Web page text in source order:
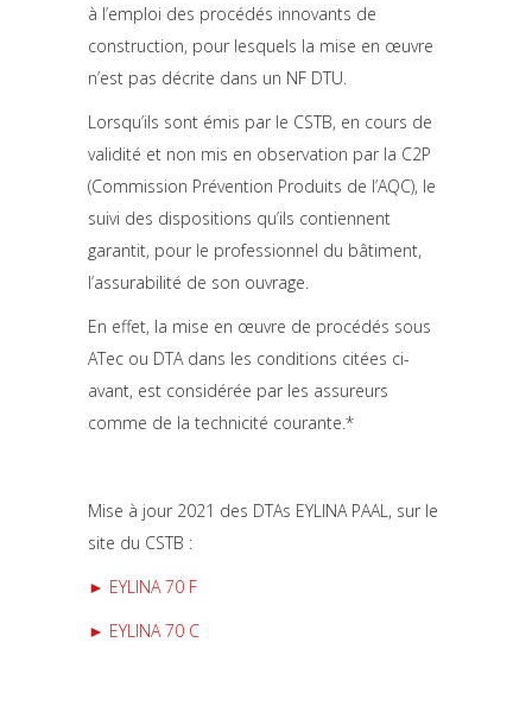
à l’emploi des procédés innovants de
construction, pour lesquels la mise en œuvre
n’est pas décrite dans un NF DTU.
Lorsqu’ils sont émis par le CSTB, en cours de
validité et non mis en observation par la C2P
(Commission Prévention Produits de l’AQC), le
suivi des dispositions qu’ils contiennent
garantit, pour le professionnel du bâtiment,
l’assurabilité de son ouvrage.
En effet, la mise en œuvre de procédés sous
ATec ou DTA dans les conditions citées ci-
avant, est considérée par les assureurs
comme de la technicité courante.*
Mise à jour 2021 des DTAs EYLINA PAAL, sur le
site du CSTB :
► EYLINA 70 F
► EYLINA 70 C